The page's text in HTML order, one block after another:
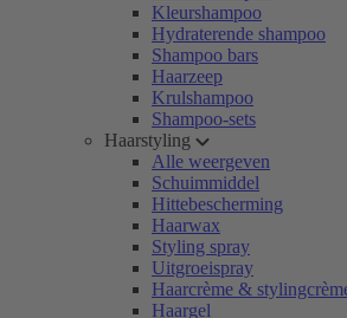
Kleurshampoo
Hydraterende shampoo
Shampoo bars
Haarzeep
Krulshampoo
Shampoo-sets
Haarstyling
Alle weergeven
Schuimmiddel
Hittebescherming
Haarwax
Styling spray
Uitgroeispray
Haarcrème &
Haargel